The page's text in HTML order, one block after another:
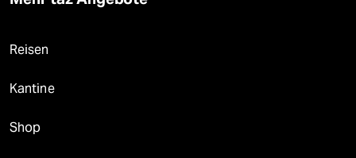
Reisen
Kantine
Shop